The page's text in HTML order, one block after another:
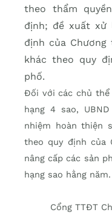
theo thẩm
định; đề xuất xử
định của Chương
khác theo quy
phố.
Đối với các chủ thể
hạng 4 sao,
nhiệm hoàn thiện
theo quy định của
nâng cấp các sản
hạng sao hằng năm.
Cổng TTĐT